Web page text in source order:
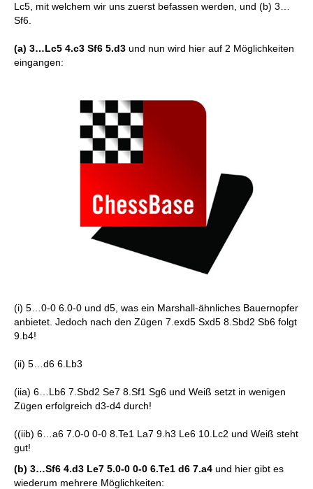
Lc5, mit welchem wir uns zuerst befassen werden, und (b) 3…
Sf6.
(a) 3…Lc5 4.c3 Sf6 5.d3 und nun wird hier auf 2 Möglichkeiten
eingangen:
(i) 5…0-0 6.0-0 und d5, was ein Marshall-ähnliches Bauernopfer
anbietet. Jedoch nach den Zügen 7.exd5 Sxd5 8.Sbd2 Sb6 folgt
9.b4!
(ii) 5…d6 6.Lb3
(iia) 6…Lb6 7.Sbd2 Se7 8.Sf1 Sg6 und Weiß setzt in wenigen
Zügen erfolgreich d3-d4 durch!
((iib) 6…a6 7.0-0 0-0 8.Te1 La7 9.h3 Le6 10.Lc2 und Weiß steht
gut!
(b) 3…Sf6 4.d3 Le7 5.0-0 0-0 6.Te1 d6 7.a4 und hier gibt es
wiederum mehrere Möglichkeiten: